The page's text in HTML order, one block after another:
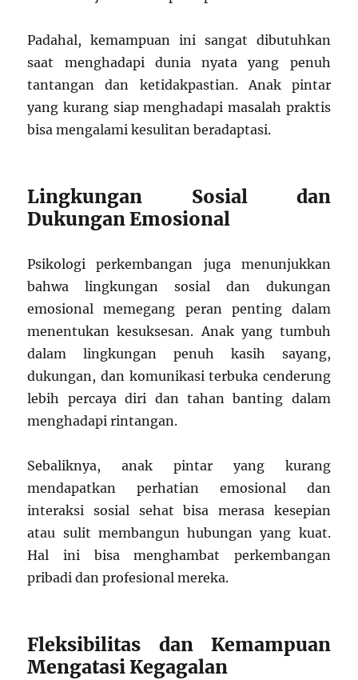
Padahal, kemampuan ini sangat dibutuhkan
saat menghadapi dunia nyata yang penuh
tantangan dan ketidakpastian. Anak pintar
yang kurang siap menghadapi masalah praktis
bisa mengalami kesulitan beradaptasi.
Lingkungan Sosial dan
Dukungan Emosional
Psikologi perkembangan juga menunjukkan
bahwa lingkungan sosial dan dukungan
emosional memegang peran penting dalam
menentukan kesuksesan. Anak yang tumbuh
dalam lingkungan penuh kasih sayang,
dukungan, dan komunikasi terbuka cenderung
lebih percaya diri dan tahan banting dalam
menghadapi rintangan.
Sebaliknya, anak pintar yang kurang
mendapatkan perhatian emosional dan
interaksi sosial sehat bisa merasa kesepian
atau sulit membangun hubungan yang kuat.
Hal ini bisa menghambat perkembangan
pribadi dan profesional mereka.
Fleksibilitas dan Kemampuan
Mengatasi Kegagalan